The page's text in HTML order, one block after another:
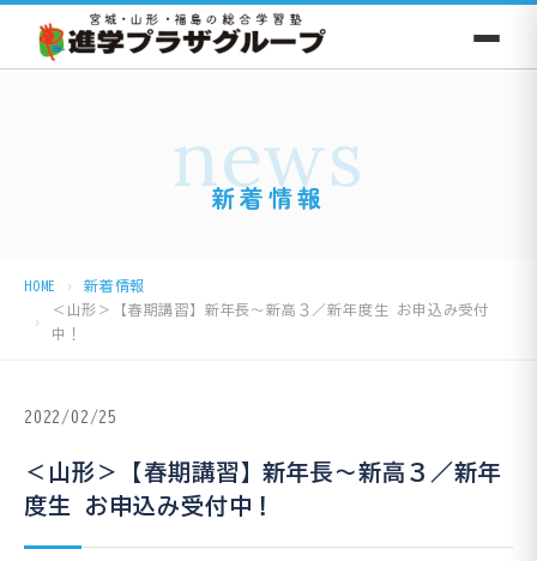
news
新着情報
HOME
新着情報
＜山形＞【春期講習】新年長〜新高３／新年度生 お申込み受付
中！
2022/02/25
＜山形＞【春期講習】新年長〜新高３／新年
度生 お申込み受付中！